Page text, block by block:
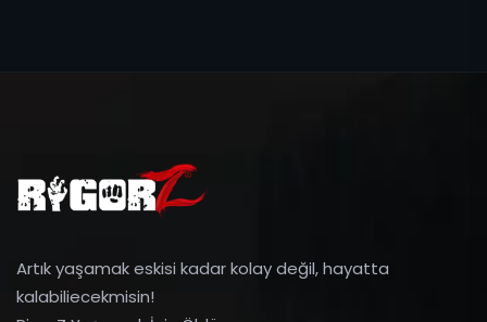
Artık yaşamak eskisi kadar kolay değil, hayatta
kalabiliecekmisin!